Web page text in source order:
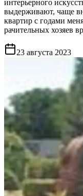
интерьерного
выдерживают, чаще
квартир с годами
рачительных хозяев
23 августа 2023